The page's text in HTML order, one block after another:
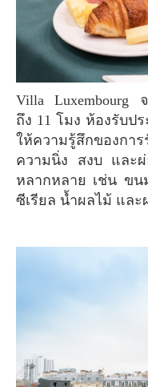
Villa Luxembourg จะเสิร์ฟอาหารเช้าตั้งแต่ 7 โมง
ถึง 11 โมง ห้องรับป
ให้ความรู้สึกของกา
ความนิ่ง สงบ และผ่
หลากหลาย เช่น ขน
ซีเรียล น้ำผลไม้ แล